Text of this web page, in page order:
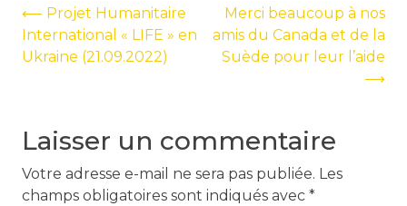
Navigation
de
⟵ Projet Humanitaire
International « LIFE » en
Ukraine (21.09.2022)
Merci beaucoup à nos
amis du Canada et de la
Suède pour leur l’aide
⟶
Laisser un commentaire
Votre adresse e-mail ne sera pas publiée. Les
champs obligatoires sont indiqués avec *